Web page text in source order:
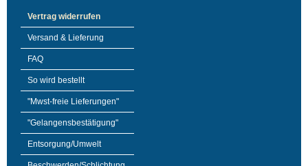
Vertrag widerrufen
Versand & Lieferung
FAQ
So wird bestellt
"Mwst-freie Lieferungen"
"Gelangensbestätigung"
Entsorgung/Umwelt